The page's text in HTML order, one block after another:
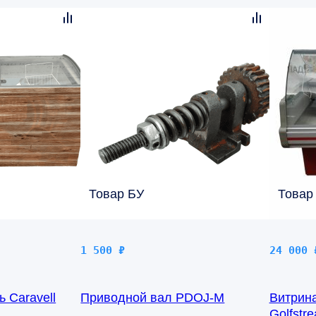
Caravell
Товар БУ
1 500₽
Приводной вал PDOJ-M
24 000